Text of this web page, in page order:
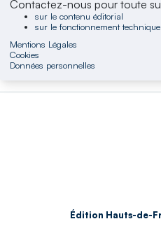
Contactez-nous pour toute
sur le contenu éditorial
sur le fonctionnement technique
Mentions Légales
Cookies
Données personnelles
Édition Hauts-de-